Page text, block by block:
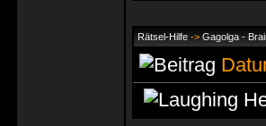
Rätsel-Hilfe -> Gagolga -